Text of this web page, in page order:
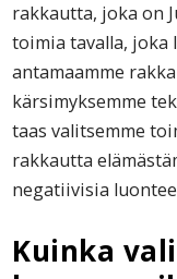
rakkautta, joka on
toimia tavalla, joka
antamaamme
kärsimyksemme
taas valitsemme
rakkautta
negatiivisia
Kuinka